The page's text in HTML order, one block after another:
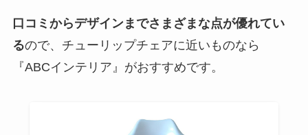
口コミからデザインまでさまざまな点が優れてい
るので、チューリップチェアに近いものなら
『ABCインテリア』がおすすめです。